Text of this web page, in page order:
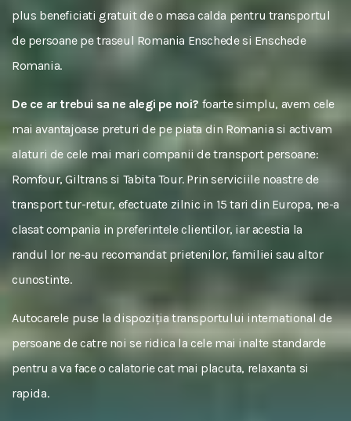
plus beneficiati gratuit de o masa calda pentru transportul
de persoane pe traseul Romania Enschede si Enschede
Romania.
De ce ar trebui sa ne alegi pe noi? foarte simplu, avem cele
mai avantajoase preturi de pe piata din Romania si activam
alaturi de cele mai mari companii de transport persoane:
Romfour, Giltrans si Tabita Tour. Prin serviciile noastre de
transport tur-retur, efectuate zilnic in 15 tari din Europa, ne-a
clasat compania in preferintele clientilor, iar acestia la
randul lor ne-au recomandat prietenilor, familiei sau altor
cunostinte.
Autocarele puse la dispoziția transportului international de
persoane de catre noi se ridica la cele mai inalte standarde
pentru a va face o calatorie cat mai placuta, relaxanta si
rapida.